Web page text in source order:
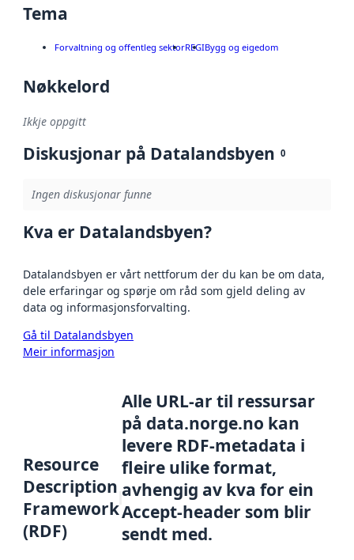
Tema
Forvaltning og offentleg sektorREGIBygg og eigedom
Nøkkelord
Ikkje oppgitt
Diskusjonar på Datalandsbyen 0
Ingen diskusjonar funne
Kva er Datalandsbyen?
Datalandsbyen er vårt nettforum der du kan be om data,
dele erfaringar og spørje om råd som gjeld deling av
data og informasjonsforvalting.
Gå til Datalandsbyen
Meir informasjon
Resource
Description
Framework
(RDF)
Alle URL-ar til ressursar
på data.norge.no kan
levere RDF-metadata i
fleire ulike format,
avhengig av kva for ein
Accept-header som blir
sendt med.